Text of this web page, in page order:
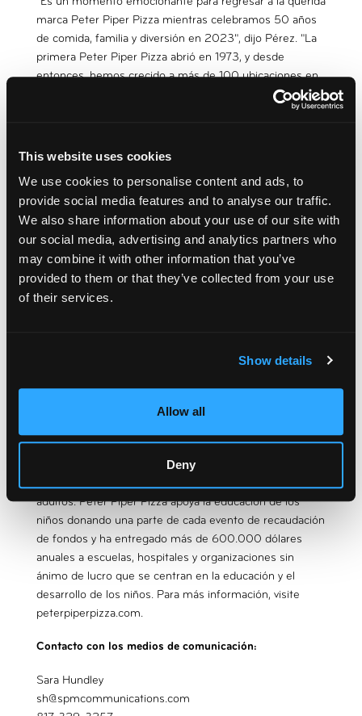
This website uses cookies
We use cookies to personalise content and ads, to
provide social media features and to analyse our traffic.
We also share information about your use of our site with
our social media, advertising and analytics partners who
may combine it with other information that you’ve
provided to them or that they’ve collected from your use
of their services.
Show details
Allow all
Deny
marca Peter Piper Pizza mientras celebramos 50 años
de comida, familia y diversión en 2023", dijo Pérez. "La
primera Peter Piper Pizza abrió en 1973, y desde
entonces, hemos crecido a más de 100 ubicaciones en
los Estados Unidos y México, con tres conceptos
distintos que impulsarán a la compañía en sus próximos
Pérez, natural de Ciudad de México, posee un MBA por
la Cox School of Business de la Southern Methodist
University.
Acerca de Peter Piper, LLC
Peter Piper, LLC, filial al 100% de CEC Entertainment,
LLC, se fundó en Glendale, Arizona, en 1973. Peter Piper
Pizza ofrece comida, entretenimiento y comida para
más de 120 locales en EE.UU. y México. Peter Piper
momento todos los días y de ofrecer comida y diversión
de la más alta calidad que reconecta a la familia y a los
hijos gracias a su tecnología y juegos de última
generación, a sus populares buffets de comida para
adultos. Peter Piper Pizza apoya la educación de los
niños donando una parte de cada evento de recaudación
de fondos y ha entregado más de 600.000 dólares
anuales a escuelas, hospitales y organizaciones sin
ánimo de lucro que se centran en la educación y el
desarrollo de los niños. Para más información, visite
peterpiperpizza.com.
Contacto con los medios de comunicación:
Sara Hundley
sh@spmcommunications.com